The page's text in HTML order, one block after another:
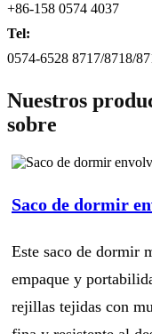
+86-158 0574 4037
Tel:
0574-6528 8717/8718/
Nuestros
sobre
Saco de dormir
Este saco de dormir
empaque y
rejillas tejidas con